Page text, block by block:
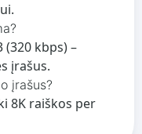
kbps) –
įrašus.
įrašus?
8K raiškos per